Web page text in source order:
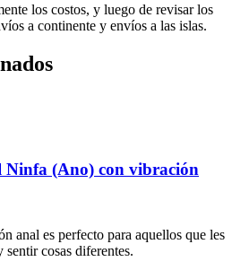
los costos, y luego de revisar los
a continente y envíos a las islas.
(Ano) con vibración
anal es perfecto para aquellos que les
sentir cosas diferentes.